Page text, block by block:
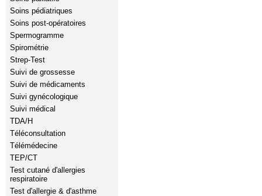
Soins pédiatriques
Soins post-opératoires
Spermogramme
Spirométrie
Strep-Test
Suivi de grossesse
Suivi de médicaments
Suivi gynécologique
Suivi médical
TDA/H
Téléconsultation
Télémédecine
TEP/CT
Test cutané d'allergies
respiratoire
Test d'allergie & d'asthme